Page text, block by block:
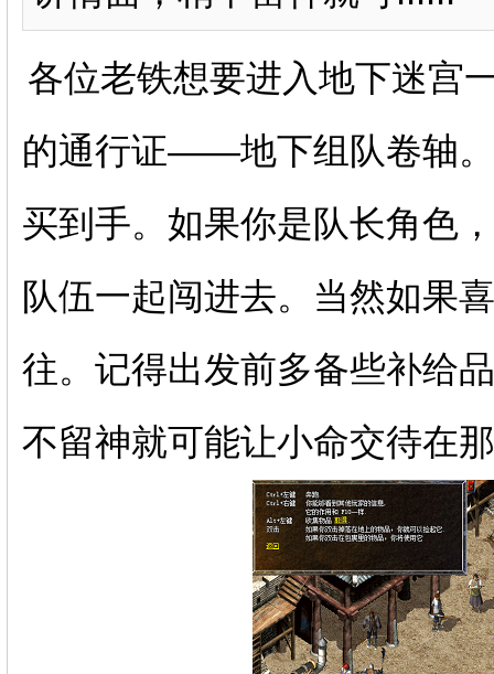
各位老铁想要进入地下迷宫
的通行证——地下组队卷轴
买到手。如果你是队长角色
队伍一起闯进去。当然如果
往。记得出发前多备些补给
不留神就可能让小命交待在